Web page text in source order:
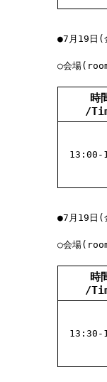
●7月19日(
○会場
時
/
13:00-
●7月19日(
○会場
時
/
13:30-